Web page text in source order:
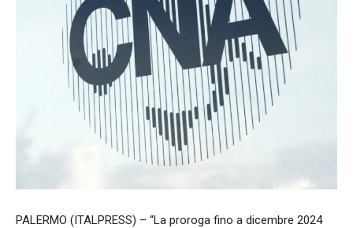
PALERMO (ITALPRESS) – “La proroga fino a dicembre 2024